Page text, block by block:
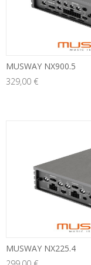
MUSWAY NX900.5
329,00 €
MUSWAY NX225.4